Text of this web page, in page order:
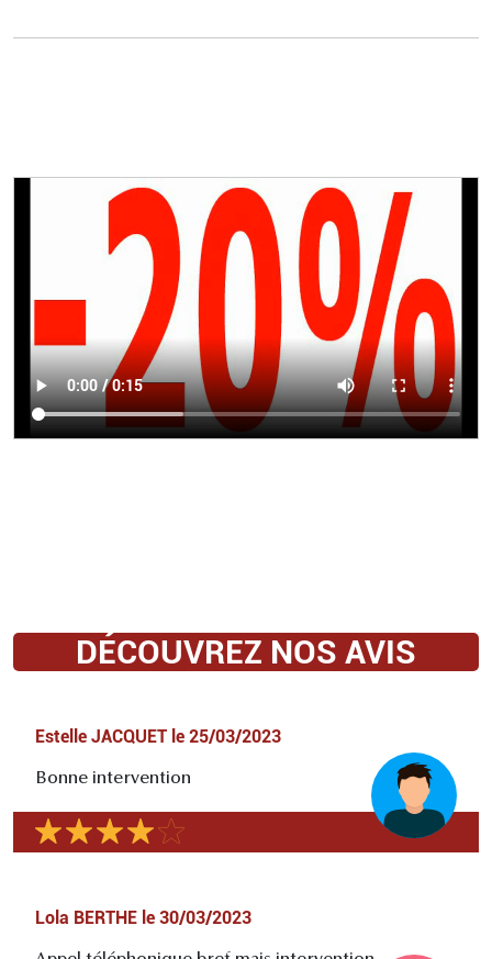
DÉCOUVREZ NOS AVIS
Estelle JACQUET le 25/03/2023
Bonne intervention
Lola BERTHE le 30/03/2023